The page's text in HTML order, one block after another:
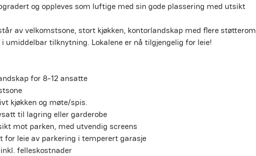
og oppleves som luftige med sin gode plassering med utsikt
av velkomstsone, stort kjøkken, kontorlandskap med flere støtterom
umiddelbar tilknytning. Lokalene er nå tilgjengelig for leie!
for 8-12 ansatte
kjøkken og møte/spis.
til lagring eller garderobe
mot parken, med utvendig screens
for leie av parkering i temperert garasje
felleskostnader